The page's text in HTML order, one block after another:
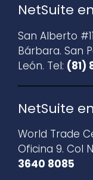
NetSuite
San Alberto
Bárbara. San
León. Tel: (81)
NetSuite
World Trade
Oficina 9. Col
3640 8085